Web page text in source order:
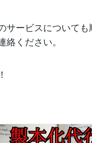
サービスについて
ください。